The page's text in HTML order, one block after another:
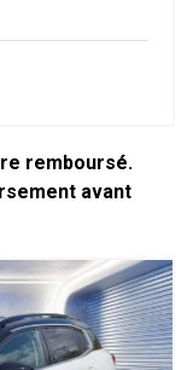
remboursé.
avant